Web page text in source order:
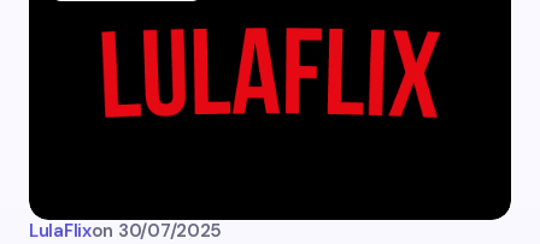
LulaFlixon 30/07/2025